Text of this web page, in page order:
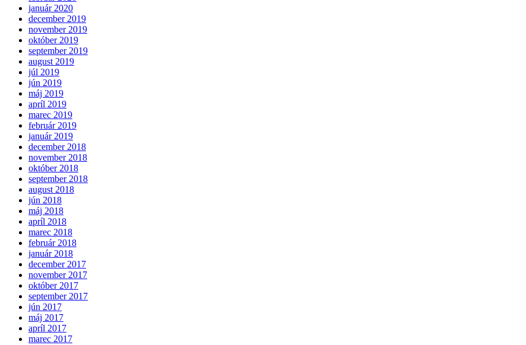
január 2020
december 2019
november 2019
október 2019
september 2019
august 2019
júl 2019
jún 2019
máj 2019
apríl 2019
marec 2019
február 2019
január 2019
december 2018
november 2018
október 2018
september 2018
august 2018
jún 2018
máj 2018
apríl 2018
marec 2018
február 2018
január 2018
december 2017
november 2017
október 2017
september 2017
jún 2017
máj 2017
apríl 2017
marec 2017